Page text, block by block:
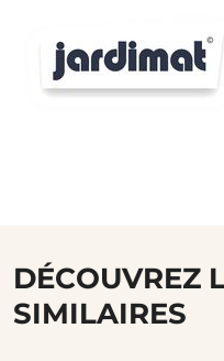
DÉCOUVREZ
SIMILAIRES